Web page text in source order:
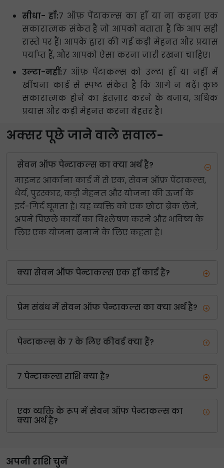
सीधा- हाँ:7 ऑफ़ पेंटाकल्स का हाँ या ना कहना एक
सकारात्मक संकेत है जो आपको बताता है कि आप सही
रास्ते पर हैं। आपके द्वारा की गई कड़ी मेहनत और प्रयास
पर्याप्त हैं, और आपको ऐसा करना जारी रखना चाहिए।
उल्टा-नहीं:7 ऑफ़ पेंटाकल्स को उल्टा हाँ या नहीं में
खींचना कार्ड से स्पष्ट संकेत है कि आगे न बढ़ें। कुछ
सकारात्मक होने का इंतज़ार करने के बजाय, अधिक
प्रयास और कड़ी मेहनत करना बेहतर है।
अक्सर पूछे जाने वाले सवाल-
सेवन ऑफ पेन्टाकल्स का क्या अर्थ है?
माइनर आर्काना कार्ड में से एक, सेवन ऑफ़ पेंटाकल्स,
धैर्य, पुरस्कार, कड़ी मेहनत और योजना की ऊर्जा के
इर्द-गिर्द घूमता है। यह व्यक्ति को एक छोटा ब्रेक लेने,
अपने पिछले कार्यों का विश्लेषण करने और भविष्य के
लिए एक योजना बनाने के लिए कहता है।
क्या सेवन ऑफ पेन्टाकल्स एक हाँ कार्ड है?
प्रेम संबंध में सेवन ऑफ पेन्टाकल्स का क्या अर्थ है?
पेन्टाकल्स के 7 के लिए कीवर्ड क्या हैं?
7 पेन्टाकल्स राशि क्या है?
एक व्यक्ति के रूप में सेवन ऑफ पेन्टाकल्स का
क्या अर्थ है?
अपनी राशि चुनें